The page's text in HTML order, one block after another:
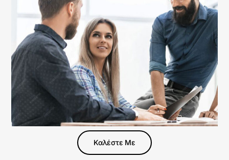
Καλέστε Με